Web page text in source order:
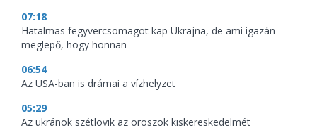
07:18
Hatalmas fegyvercsomagot kap Ukrajna, de ami igazán
meglepő, hogy honnan
06:54
Az USA-ban is drámai a vízhelyzet
05:29
Az ukránok szétlövik az oroszok kiskereskedelmét